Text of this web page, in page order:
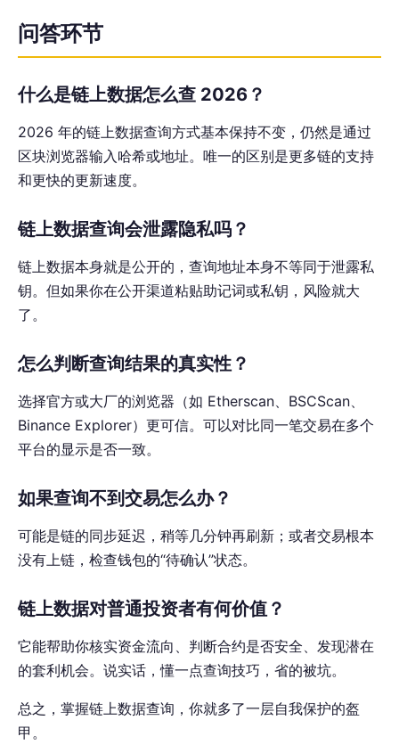
问答环节
什么是链上数据怎么查 2026？
2026 年的链上数据查询方式基本保持不变，仍然是通过
区块浏览器输入哈希或地址。唯一的区别是更多链的支持
和更快的更新速度。
链上数据查询会泄露隐私吗？
链上数据本身就是公开的，查询地址本身不等同于泄露私
钥。但如果你在公开渠道粘贴助记词或私钥，风险就大
了。
怎么判断查询结果的真实性？
选择官方或大厂的浏览器（如 Etherscan、BSCScan、
Binance Explorer）更可信。可以对比同一笔交易在多个
平台的显示是否一致。
如果查询不到交易怎么办？
可能是链的同步延迟，稍等几分钟再刷新；或者交易根本
没有上链，检查钱包的“待确认”状态。
链上数据对普通投资者有何价值？
它能帮助你核实资金流向、判断合约是否安全、发现潜在
的套利机会。说实话，懂一点查询技巧，省的被坑。
总之，掌握链上数据查询，你就多了一层自我保护的盔
甲。